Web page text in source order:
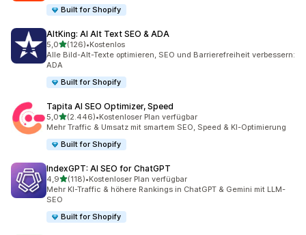
Built for Shopify
AltKing: AI Alt Text SEO & ADA
5,0von 5 Sternen
(126)
126 Rezensionen insgesamt
•Kostenlos
Alle Bild-Alt-Texte optimieren, SEO und Barrierefreiheit verbessern:
ADA
Built for Shopify
Tapita AI SEO Optimizer, Speed
5,0von 5 Sternen
(2.446)
2446 Rezensionen insgesamt
•Kostenloser Plan verfügbar
Mehr Traffic & Umsatz mit smartem SEO, Speed & KI-Optimierung
Built for Shopify
IndexGPT: AI SEO for ChatGPT
4,9von 5 Sternen
(118)
118 Rezensionen insgesamt
•Kostenloser Plan verfügbar
Mehr KI-Traffic & höhere Rankings in ChatGPT & Gemini mit LLM-
SEO
Built for Shopify